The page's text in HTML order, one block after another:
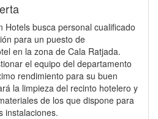
Hotels busca personal cualificado
para un puesto de
en la zona de Cala Ratjada.
el equipo del departamento
rendimiento para su buen
la limpieza del recinto hotelero y
de los que dispone para
instalaciones.